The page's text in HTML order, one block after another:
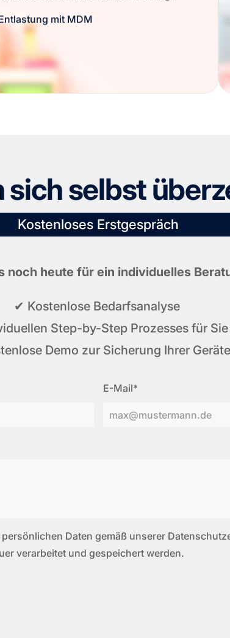
mit MDM
sich selbst
Kostenloses Erstgespräch
noch heute für ein individuelles
✔ Kostenlose Bedarfsanalyse
Step-by-Step Prozesses für
Demo zur Sicherung Ihrer Geräte
E-Mail*
Daten gemäß unserer
verarbeitet und gespeichert werden.